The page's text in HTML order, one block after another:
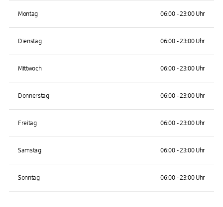
Montag 06:00 - 23:00 Uhr
Dienstag 06:00 - 23:00 Uhr
Mittwoch 06:00 - 23:00 Uhr
Donnerstag 06:00 - 23:00 Uhr
Freitag 06:00 - 23:00 Uhr
Samstag 06:00 - 23:00 Uhr
Sonntag 06:00 - 23:00 Uhr